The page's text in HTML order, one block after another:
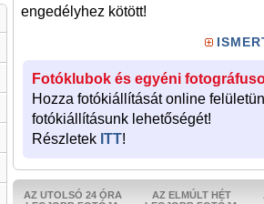
engedélyhez kötött!
Fotóklubok és egyéni
Hozza fotókiállítását online
fotókiállításunk lehetőségét!
Részletek ITT!
AZ UTOLSÓ 24 ÓRA
AZ ELMÚLT HÉT